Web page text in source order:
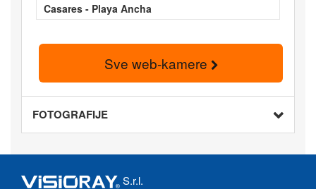
Casares - Playa Ancha
Sve web-kamere
FOTOGRAFIJE
S.r.l.